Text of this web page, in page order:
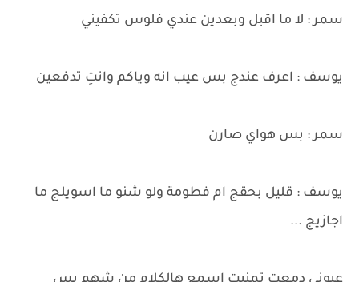
سمر : لا ما اقبل وبعدين عندي فلوس تكفيني
يوسف : اعرف عندج بس عيب انه وياكم وانتِ تدفعين
سمر : بس هواي صارن
يوسف : قليل بحقج ام فطومة ولو شنو ما اسويلج ما
اجازيج ...